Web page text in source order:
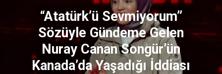
“Atatürk’ü Sevmiyorum”
Sözüyle Gündeme Gelen
Nuray Canan Songür’ün
Kanada’da Yaşadığı İddiası